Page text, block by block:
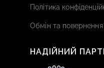
Політика
Обмін та
НАДІЙНИЙ